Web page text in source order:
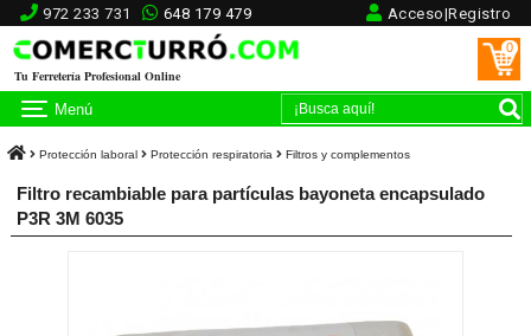
972 233 731 648 179 479 Acceso|Registro
Tu Ferretería Profesional Online
0
Menú
Protección laboral Protección respiratoria Filtros y complementos
Filtro recambiable para partículas bayoneta encapsulado
P3R 3M 6035